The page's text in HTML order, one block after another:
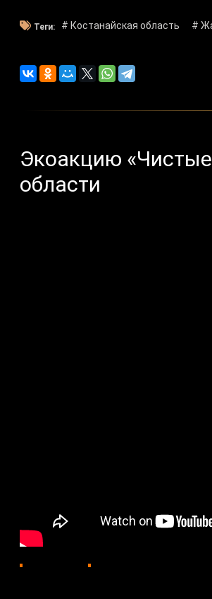
Теги: # Костанайская область #
Экоакцию
области